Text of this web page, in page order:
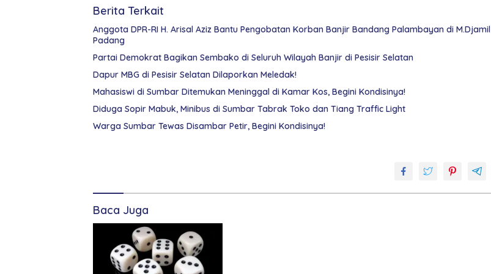
Berita Terkait
Anggota DPR-RI H. Arisal Aziz Bantu Pengobatan Korban Banjir Bandang Palambayan di M.Djamil
Padang
Partai Demokrat Bagikan Sembako di Seluruh Wilayah Banjir di Pesisir Selatan
Dapur MBG di Pesisir Selatan Dilaporkan Meledak!
Mahasiswi di Sumbar Ditemukan Meninggal di Kamar Kos, Begini Kondisinya!
Diduga Sopir Mabuk, Minibus di Sumbar Tabrak Toko dan Tiang Traffic Light
Warga Sumbar Tewas Disambar Petir, Begini Kondisinya!
kecelakaan
dump truk
korban
tewas
kecelakaan
Komentar
Baca Juga